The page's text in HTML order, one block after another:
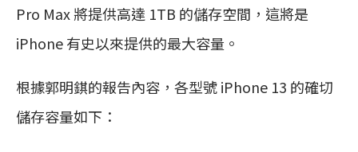
Pro Max 將提供高達 1TB 的儲存空間，這將是
iPhone 有史以來提供的最大容量。
根據郭明錤的報告內容，各型號 iPhone 13 的確切
儲存容量如下：